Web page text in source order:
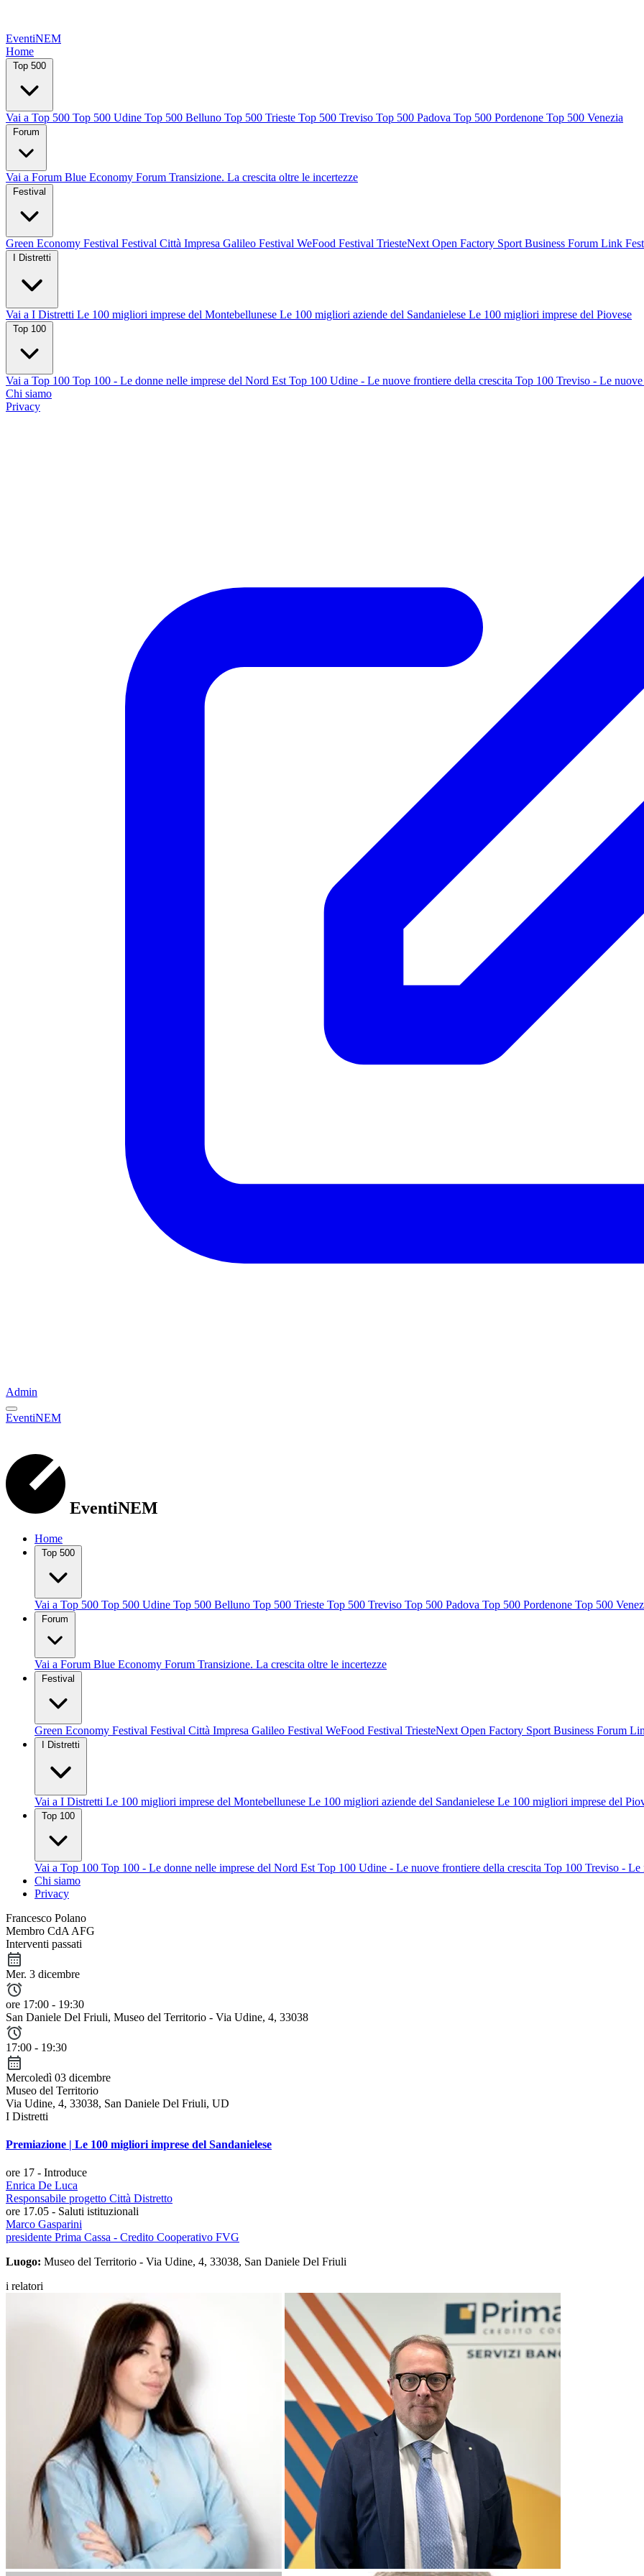
EventiNEM
Home
Top 500
Vai a Top 500 Top 500 Udine Top 500 Belluno Top 500 Trieste Top 500 Treviso Top 500 Padova Top 500 Pordenone Top 500 Venezia
Forum
Vai a Forum Blue Economy Forum Transizione. La crescita oltre le incertezze
Festival
Green Economy Festival Festival Città Impresa Galileo Festival WeFood Festival TriesteNext Open Factory Sport Business Forum Link
I Distretti
Vai a I Distretti Le 100 migliori imprese del Montebellunese Le 100 migliori aziende del Sandanielese Le 100 migliori imprese del Piovese
Top 100
Vai a Top 100 Top 100 - Le donne nelle imprese del Nord Est Top 100 Udine - Le nuove frontiere della crescita Top 100 Treviso - Le
Chi siamo
Privacy
Admin
EventiNEM
EventiNEM
Home
Top 500
Vai a Top 500 Top 500 Udine Top 500 Belluno Top 500 Trieste Top 500 Treviso Top 500 Padova Top 500 Pordenone Top 500
Forum
Vai a Forum Blue Economy Forum Transizione. La crescita oltre le incertezze
Festival
Green Economy Festival Festival Città Impresa Galileo Festival WeFood Festival TriesteNext Open Factory Sport Business Forum
I Distretti
Vai a I Distretti Le 100 migliori imprese del Montebellunese Le 100 migliori aziende del Sandanielese Le 100 migliori imprese del
Top 100
Vai a Top 100 Top 100 - Le donne nelle imprese del Nord Est Top 100 Udine - Le nuove frontiere della crescita Top 100 Treviso - Le
Chi siamo
Privacy
Francesco Polano
Membro CdA AFG
Interventi passati
Mer. 3 dicembre
ore 17:00 - 19:30
San Daniele Del Friuli, Museo del Territorio - Via Udine, 4, 33038
17:00 - 19:30
Mercoledì 03 dicembre
Museo del Territorio
Via Udine, 4, 33038, San Daniele Del Friuli, UD
I Distretti
Premiazione | Le 100 migliori imprese del Sandanielese
ore 17 - Introduce
Enrica De Luca
Responsabile progetto Città Distretto
ore 17.05 - Saluti istituzionali
Marco Gasparini
presidente Prima Cassa - Credito Cooperativo FVG
Luogo: Museo del Territorio - Via Udine, 4, 33038, San Daniele Del Friuli
i relatori